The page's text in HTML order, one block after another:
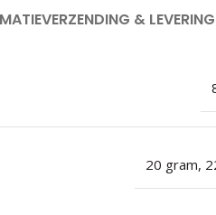
VERZENDING & LEVERING
20 gram,